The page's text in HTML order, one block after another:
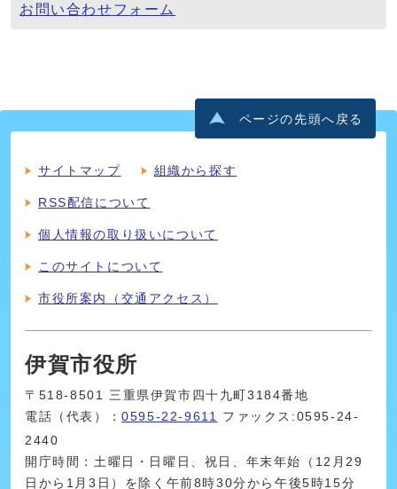
お問い合わせフォーム
ページの先頭へ戻る
サイトマップ 組織から探す
RSS配信について
個人情報の取り扱いについて
このサイトについて
市役所案内（交通アクセス）
伊賀市役所
〒518-8501 三重県伊賀市四十九町3184番地
電話（代表）：0595-22-9611
ファックス:0595-24-
2440
開庁時間：土曜日・日曜日、祝日、年末年始（12月29
日から1月3日）を除く午前8時30分から午後5時15分